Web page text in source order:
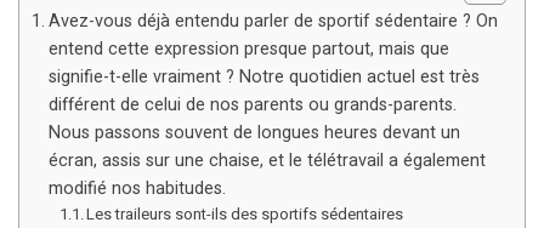
Avez-vous déjà entendu parler de sportif sédentaire ? On
entend cette expression presque partout, mais que
signifie-t-elle vraiment ? Notre quotidien actuel est très
différent de celui de nos parents ou grands-parents.
Nous passons souvent de longues heures devant un
écran, assis sur une chaise, et le télétravail a également
modifié nos habitudes.
Les traileurs sont-ils des sportifs sédentaires